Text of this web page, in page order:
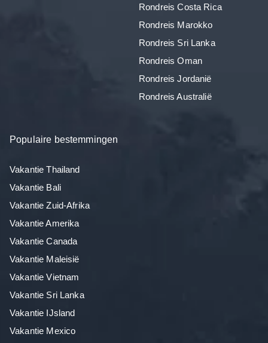
Rondreis Costa Rica
Rondreis Marokko
Rondreis Sri Lanka
Rondreis Oman
Rondreis Jordanië
Rondreis Australië
Populaire bestemmingen
Vakantie Thailand
Vakantie Bali
Vakantie Zuid-Afrika
Vakantie Amerika
Vakantie Canada
Vakantie Maleisië
Vakantie Vietnam
Vakantie Sri Lanka
Vakantie IJsland
Vakantie Mexico